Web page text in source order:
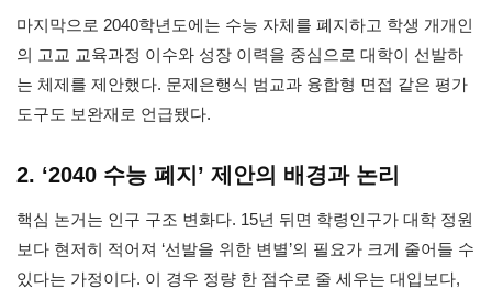
마지막으로 2040학년도에는 수능 자체를 폐지하고 학생 개개인
의 고교 교육과정 이수와 성장 이력을 중심으로 대학이 선발하
는 체제를 제안했다. 문제은행식 범교과 융합형 면접 같은 평가
도구도 보완재로 언급됐다.
2. ‘2040 수능 폐지’ 제안의 배경과 논리
핵심 논거는 인구 구조 변화다. 15년 뒤면 학령인구가 대학 정원
보다 현저히 적어져 ‘선발을 위한 변별’의 필요가 크게 줄어들 수
있다는 가정이다. 이 경우 정량 한 점수로 줄 세우는 대입보다,